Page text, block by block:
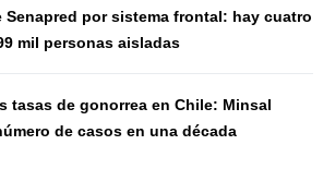
Senapred por sistema frontal: hay cuatro
mil personas aisladas
tasas de gonorrea en Chile: Minsal
de casos en una década